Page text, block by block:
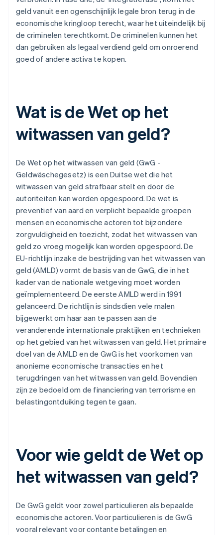
geld vanuit een ogenschijnlijk legale bron terug in de
economische kringloop terecht, waar het uiteindelijk bij
de criminelen terechtkomt. De criminelen kunnen het
dan gebruiken als legaal verdiend geld om onroerend
goed of andere activa te kopen.
Wat is de Wet op het
witwassen van geld?
De Wet op het witwassen van geld (GwG -
Geldwäschegesetz) is een Duitse wet die het
witwassen van geld strafbaar stelt en door de
autoriteiten kan worden opgespoord. De wet is
preventief van aard en verplicht bepaalde groepen
mensen en economische actoren tot bijzondere
zorgvuldigheid en toezicht, zodat het witwassen van
geld zo vroeg mogelijk kan worden opgespoord. De
EU-richtlijn inzake de bestrijding van het witwassen van
geld (AMLD) vormt de basis van de GwG, die in het
kader van de nationale wetgeving moet worden
geïmplementeerd. De eerste AMLD werd in 1991
gelanceerd. De richtlijn is sindsdien vele malen
bijgewerkt om haar aan te passen aan de
veranderende internationale praktijken en technieken
op het gebied van het witwassen van geld. Het primaire
doel van de AMLD en de GwG is het voorkomen van
anonieme economische transacties en het
terugdringen van het witwassen van geld. Bovendien
zijn ze bedoeld om de financiering van terrorisme en
belastingontduiking tegen te gaan.
Voor wie geldt de Wet op
het witwassen van geld?
De GwG geldt voor zowel particulieren als bepaalde
economische actoren. Voor particulieren is de GwG
vooral relevant voor contante betalingen en